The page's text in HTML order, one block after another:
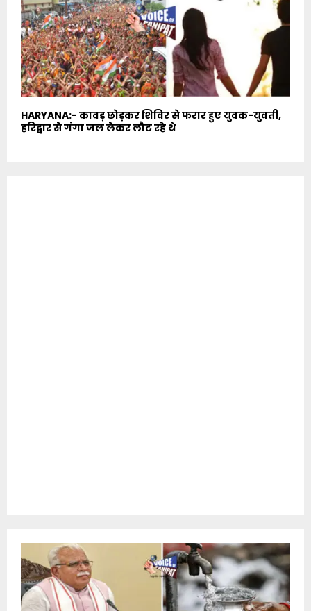
HARYANA:- कावड़ छोड़कर शिविर से फरार हुए युवक-युवती,
हरिद्वार से गंगा जल लेकर लौट रहे थे